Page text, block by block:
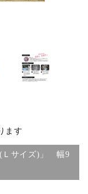
ます
(Ｌサイズ)」 幅9